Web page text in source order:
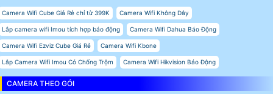
Camera Wifi Cube Giá Rẻ chỉ từ 399K Camera Wifi Không Dây
Lắp camera wifi Imou tích hợp báo động Camera Wifi Dahua Báo Động
Camera Wifi Ezviz Cube Giá Rẻ Camera Wifi Kbone
Lắp Camera Wifi Imou Có Chống Trộm Camera Wifi Hikvision Báo Động
CAMERA THEO GÓI